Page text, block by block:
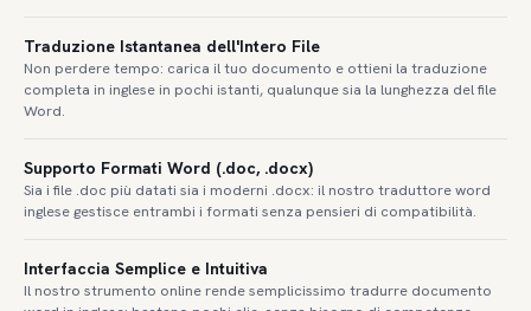
Traduzione Istantanea dell'Intero File
Non perdere tempo: carica il tuo documento e ottieni la traduzione
completa in inglese in pochi istanti, qualunque sia la lunghezza del file
Word.
Supporto Formati Word (.doc, .docx)
Sia i file .doc più datati sia i moderni .docx: il nostro traduttore word
inglese gestisce entrambi i formati senza pensieri di compatibilità.
Interfaccia Semplice e Intuitiva
Il nostro strumento online rende semplicissimo tradurre documento